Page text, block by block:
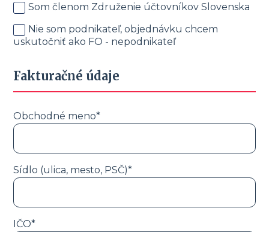
Som členom Združenie účtovníkov Slovenska
Nie som podnikateľ, objednávku chcem
uskutočniť ako FO - nepodnikateľ
Fakturačné údaje
Obchodné meno*
Sídlo (ulica, mesto, PSČ)*
IČO*